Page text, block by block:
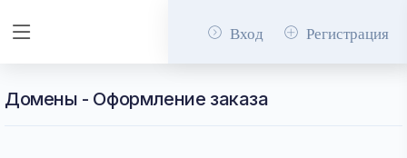
Вход Регистрация
Домены - Оформление заказа